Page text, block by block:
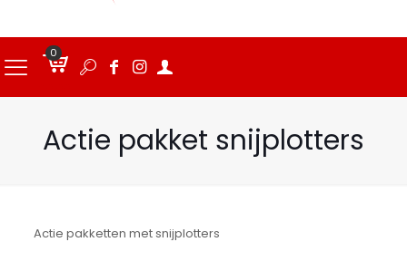
0
Actie pakket snijplotters
Actie pakketten met snijplotters